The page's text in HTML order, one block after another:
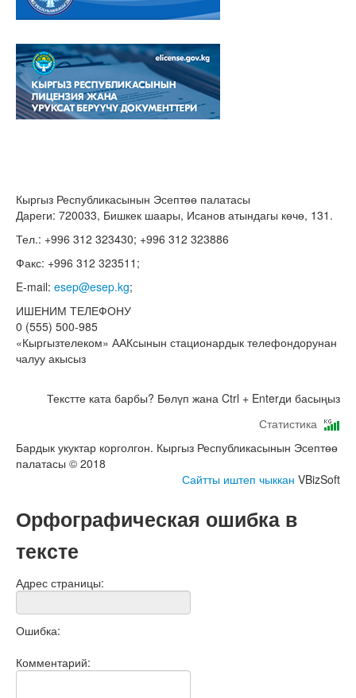
Кыргыз Республикасынын Эсептөө палатасы
Дареги: 720033, Бишкек шаары, Исанов атындагы көчө, 131.
Тел.: +996 312 323430; +996 312 323886
Факс: +996 312 323511;
E-mail: esep@esep.kg;
ИШЕНИМ ТЕЛЕФОНУ
0 (555) 500-985
«Кыргызтелеком» ААКсынын стационардык телефондорунан
чалуу акысыз
Текстте ката барбы? Бөлүп жана Ctrl + Enterди басыңыз
Статистика
Бардык укуктар корголгон. Кыргыз Республикасынын Эсептөө
палатасы © 2018
Сайтты иштеп чыккан VBizSoft
Орфографическая ошибка в
тексте
Адрес страницы:
Ошибка:
Комментарий: